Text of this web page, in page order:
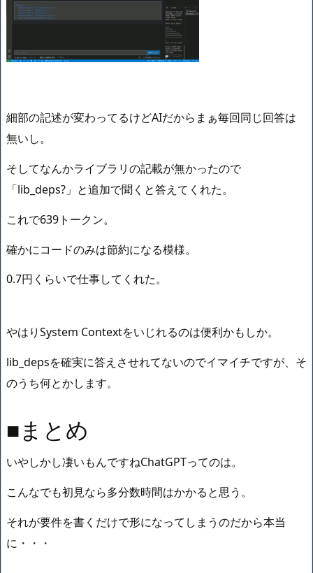
細部の記述が変わってるけどAIだからまぁ毎回同じ回答は
無いし。
そしてなんかライブラリの記載が無かったので
「lib_deps?」と追加で聞くと答えてくれた。
これで639トークン。
確かにコードのみは節約になる模様。
0.7円くらいで仕事してくれた。
やはりSystem Contextをいじれるのは便利かもしか。
lib_depsを確実に答えさせれてないのでイマイチですが、そ
のうち何とかします。
■まとめ
いやしかし凄いもんですねChatGPTってのは。
こんなでも初見なら多分数時間はかかると思う。
それが要件を書くだけで形になってしまうのだから本当
に・・・